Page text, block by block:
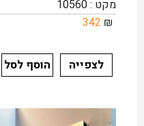
מקט : 10560
₪
342
לצפייה הוסף לסל